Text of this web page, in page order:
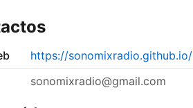
https://sonomixradio.github.io/
sonomixradio@gmail.com